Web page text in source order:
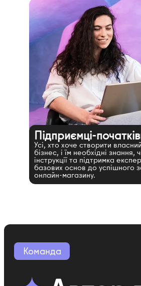
Підприємці-
Усі, хто хоче створити
бізнес, і їм необхідні знання,
інструкції та підтримка
базових основ до успішного
онлайн-магазину.
Команда